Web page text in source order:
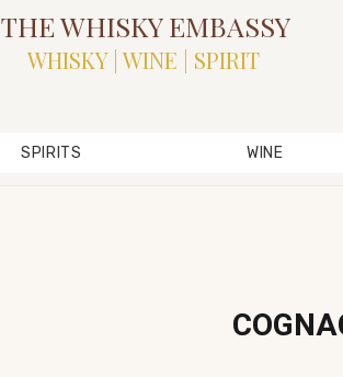
THE WHISKY EMBASSY
WHISKY | WINE | SPIRIT
SPIRITS WINE